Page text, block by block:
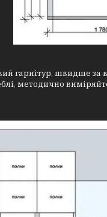
гарнітур, швидше за
методично